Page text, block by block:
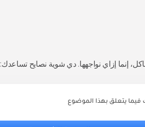
إنما إزاي نواجهها. دي شوية نصايح تساعدك:
يتعلق بهذا الموضوع